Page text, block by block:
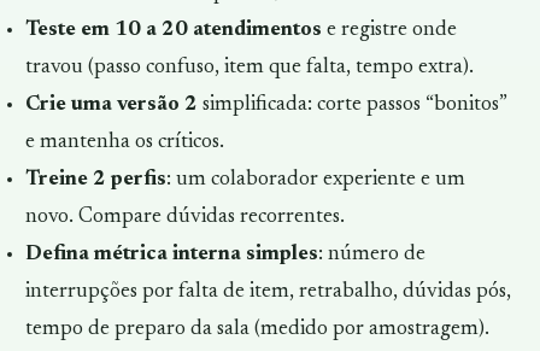
Teste em 10 a 20 atendimentos e registre onde
travou (passo confuso, item que falta, tempo extra).
Crie uma versão 2 simplificada: corte passos “bonitos”
e mantenha os críticos.
Treine 2 perfis: um colaborador experiente e um
novo. Compare dúvidas recorrentes.
Defina métrica interna simples: número de
interrupções por falta de item, retrabalho, dúvidas pós,
tempo de preparo da sala (medido por amostragem).